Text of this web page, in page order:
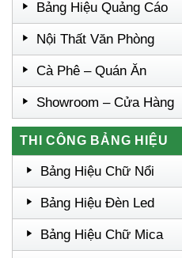
Bảng Hiệu Quảng Cáo
Nội Thất Văn Phòng
Cà Phê – Quán Ăn
Showroom – Cửa Hàng
THI CÔNG BẢNG HIỆU
Bảng Hiệu Chữ Nổi
Bảng Hiệu Đèn Led
Bảng Hiệu Chữ Mica